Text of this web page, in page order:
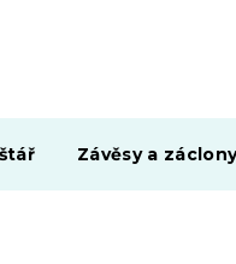
Závěsy a